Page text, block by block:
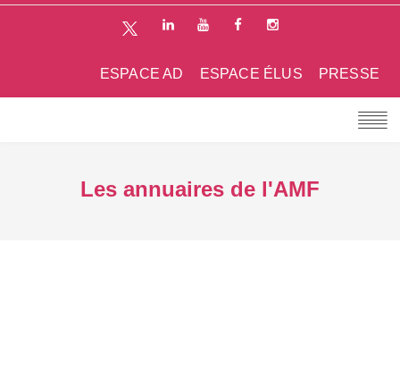
PRESSE
ESPACE ÉLUS
ESPACE AD
Les annuaires de l'AMF